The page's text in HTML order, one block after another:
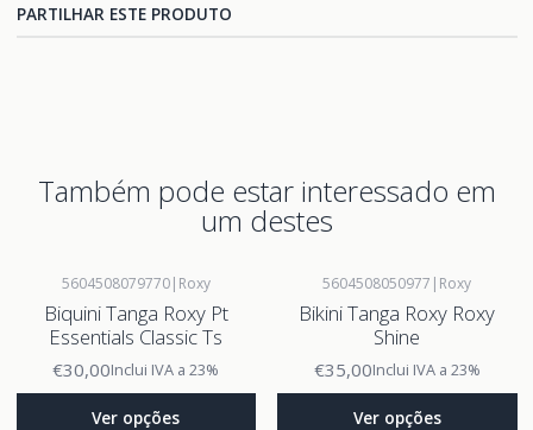
PARTILHAR ESTE PRODUTO
Também pode estar interessado em
um destes
5604508079770| Roxy
Biquini Tanga Roxy Pt
Essentials Classic Ts
€30,00Inclui IVA a 23%
Ver opções
5604508050977 | Roxy
Bikini Tanga Roxy Roxy
Shine
€35,00Inclui IVA a 23%
Ver opções